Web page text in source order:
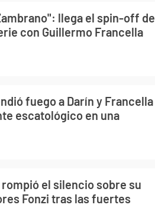
llega el spin-off de
con Guillermo Francella
fuego a Darín y Francella
escatológico en una
el silencio sobre su
Fonzi tras las fuertes